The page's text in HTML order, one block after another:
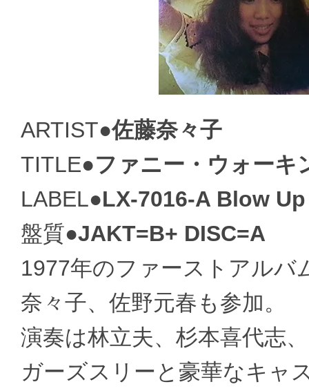
ARTIST●佐藤奈々子
TITLE●ファニー・ウォーキ
LABEL●LX-7016-A Blow Up
盤質●JAKT=B+ DISC=A
1977年のファーストアルバ
奈々子、佐野元春も参加。
演奏は林立夫、杉本喜代志
ガーズスリーと豪華なキャ